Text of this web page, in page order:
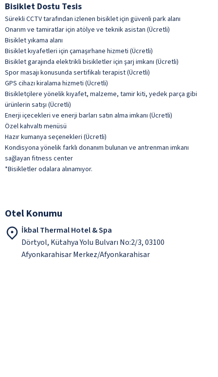
Bisiklet Dostu Tesis
Sürekli CCTV tarafından izlenen bisiklet için güvenli park alanı
Onarım ve tamiratlar için atölye ve teknik asistan (Ücretli)
Bisiklet yıkama alanı
Bisiklet kıyafetleri için çamaşırhane hizmeti (Ücretli)
Bisiklet garajında elektrikli bisikletler için şarj imkanı (Ücretli)
Spor masajı konusunda sertifikalı terapist (Ücretli)
GPS cihazı kiralama hizmeti (Ücretli)
Bisikletçilere yönelik kıyafet, malzeme, tamir kiti, yedek parça gibi
ürünlerin satışı (Ücretli)
Enerji içecekleri ve enerji barları satın alma imkanı (Ücretli)
Özel kahvaltı menüsü
Hazır kumanya seçenekleri (Ücretli)
Kondisyona yönelik farklı donanım bulunan ve antrenman imkanı
sağlayan fitness center
*Bisikletler odalara alınamıyor.
Otel Konumu
İkbal Thermal Hotel & Spa
Dörtyol, Kütahya Yolu Bulvarı No:2/3, 03100
Afyonkarahisar Merkez/Afyonkarahisar